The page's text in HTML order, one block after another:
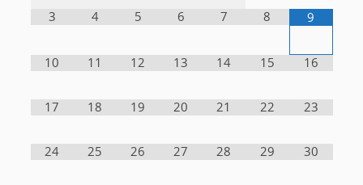
3 4 5 6 7 8 9
10 11 12 13 14 15 16
17 18 19 20 21 22 23
24 25 26 27 28 29 30